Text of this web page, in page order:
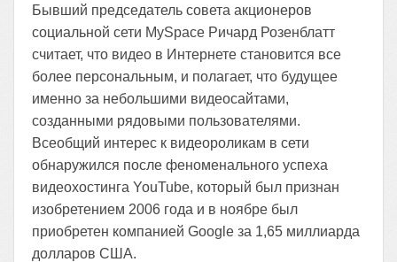
Бывший председатель совета акционеров
социальной сети MySpace Ричард Розенблатт
считает, что видео в Интернете становится все
более персональным, и полагает, что будущее
именно за небольшими видеосайтами,
созданными рядовыми пользователями.
Всеобщий интерес к видеороликам в cети
обнаружился после феноменального успеха
видеохостинга YouTube, который был признан
изобретением 2006 года и в ноябре был
приобретен компанией Google за 1,65 миллиарда
долларов США.